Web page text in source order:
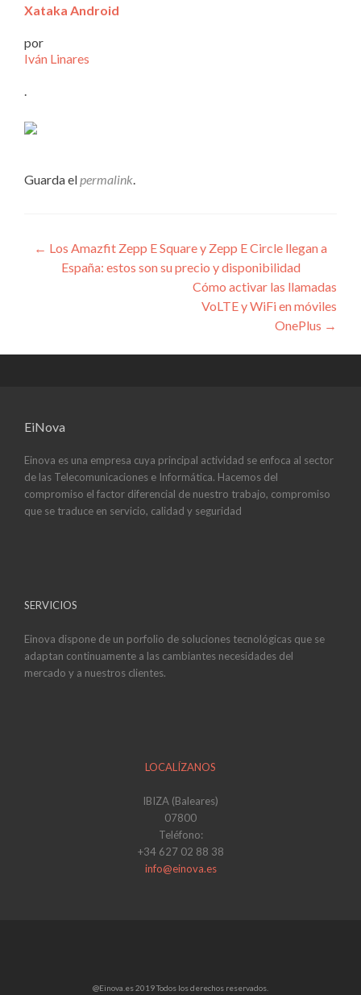
Xataka Android
por
Iván Linares
Guarda el permalink
Navegación
← Los Amazfit Zepp E Square y Zepp E Circle llegan a
España: estos son su precio y disponibilidad
Cómo activar las llamadas
VoLTE y WiFi en móviles
OnePlus →
EiNova
Einova es una empresa cuya principal actividad se enfoca al sector
de las Telecomunicaciones e Informática. Hacemos del
compromiso el factor diferencial de nuestro trabajo, compromiso
que se traduce en servicio, calidad y seguridad
SERVICIOS
Einova dispone de un porfolio de soluciones tecnológicas que se
adaptan continuamente a las cambiantes necesidades del
mercado y a nuestros clientes.
LOCALÍZANOS
IBIZA (Baleares)
07800
Teléfono:
+34 627 02 88 38
info@einova.es
@Einova.es 2019 Todos los derechos reservados.